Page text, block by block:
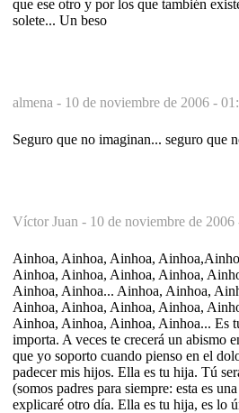
que ese otro y por los que también
solete... Un beso
almena - 10 de noviembre de 2006 -
Seguro que no imaginan... seguro que
Víctor Juan - 10 de noviembre de 2006
Ainhoa, Ainhoa, Ainhoa,
Ainhoa, Ainhoa, Ainhoa, Ainhoa,
Ainhoa, Ainhoa... Ainhoa, Ainhoa,
Ainhoa, Ainhoa, Ainhoa, Ainhoa,
Ainhoa, Ainhoa, Ainhoa, Ainhoa... Es
importa. A veces te crecerá un abismo
que yo soporto cuando pienso en el
padecer mis hijos. Ella es tu hija. Tú
(somos padres para siempre: esta es
explicaré otro día. Ella es tu hija, es lo